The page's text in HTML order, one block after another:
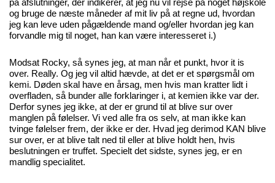
på afslutninger, der indikerer, at jeg nu vil rejse på noget højskole
og bruge de næste måneder af mit liv på at regne ud, hvordan
jeg kan leve uden pågældende mand og/eller hvordan jeg kan
forvandle mig til noget, han kan være interesseret i.)
Modsat Rocky, så synes jeg, at man når et punkt, hvor it is
over. Really. Og jeg vil altid hævde, at det er et spørgsmål om
kemi. Døden skal have en årsag, men hvis man kratter lidt i
overfladen, så bunder alle forklaringer i, at kemien ikke var der.
Derfor synes jeg ikke, at der er grund til at blive sur over
manglen på følelser. Vi ved alle fra os selv, at man ikke kan
tvinge følelser frem, der ikke er der. Hvad jeg derimod KAN blive
sur over, er at blive talt ned til eller at blive holdt hen, hvis
beslutningen er truffet. Specielt det sidste, synes jeg, er en
mandlig specialitet.